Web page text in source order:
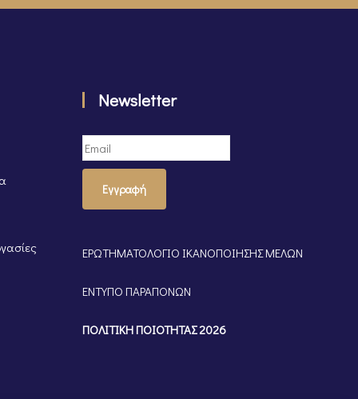
Newsletter
Εγγραφή
ΕΡΩΤΗΜΑΤΟΛΟΓΙΟ ΙΚΑΝΟΠΟΙΗΣΗΣ ΜΕΛΩΝ
ΕΝΤΥΠΟ ΠΑΡΑΠΟΝΩΝ
ΠΟΛΙΤΙΚΗ ΠΟΙΟΤΗΤΑΣ 2026